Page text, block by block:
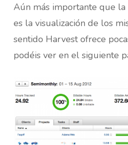
Aún más importante que
es la visualización de los
sentido Harvest ofrece
podéis ver en el siguiente